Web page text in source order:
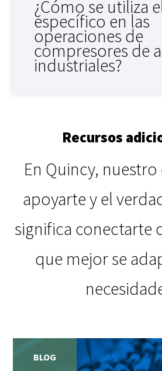
¿Cómo se utiliza
específico en las
operaciones de
compresores de
industriales?
Recursos
En Quincy,
apoyarte y el
significa conectarte
que mejor se
BLOG